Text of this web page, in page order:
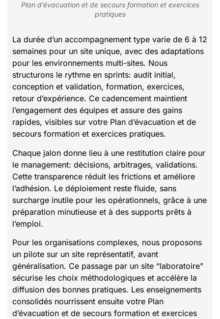
Plan d’évacuation et de secours formation et exercices
pratiques
La durée d’un accompagnement type varie de 6 à 12
semaines pour un site unique, avec des adaptations
pour les environnements multi-sites. Nous
structurons le rythme en sprints: audit initial,
conception et validation, formation, exercices,
retour d’expérience. Ce cadencement maintient
l’engagement des équipes et assure des gains
rapides, visibles sur votre Plan d’évacuation et de
secours formation et exercices pratiques.
Chaque jalon donne lieu à une restitution claire pour
le management: décisions, arbitrages, validations.
Cette transparence réduit les frictions et améliore
l’adhésion. Le déploiement reste fluide, sans
surcharge inutile pour les opérationnels, grâce à une
préparation minutieuse et à des supports prêts à
l’emploi.
Pour les organisations complexes, nous proposons
un pilote sur un site représentatif, avant
généralisation. Ce passage par un site “laboratoire”
sécurise les choix méthodologiques et accélère la
diffusion des bonnes pratiques. Les enseignements
consolidés nourrissent ensuite votre Plan
d’évacuation et de secours formation et exercices